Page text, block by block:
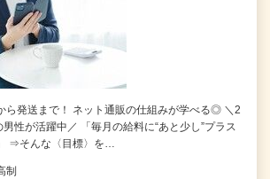
ら発送まで！ ネット通販の仕組みが学べる◎ ＼2
性が活躍中／ 「毎月の給料に“あと少し”プラス
⇒そんな〈目標〉を…
制